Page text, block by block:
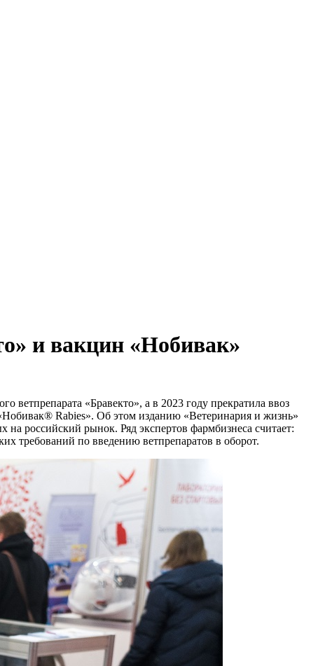
и вакцин «Нобивак»
ветпрепарата «Бравекто», а в 2023 году прекратила ввоз
Rabies». Об этом изданию «Ветеринария и жизнь»
российский рынок. Ряд экспертов фармбизнеса считает:
требований по введению ветпрепаратов в оборот.